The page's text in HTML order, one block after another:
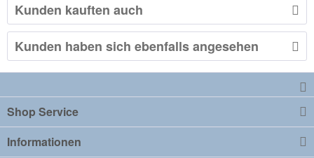
Kunden kauften auch
Kunden haben sich ebenfalls angesehen
Shop Service
Informationen